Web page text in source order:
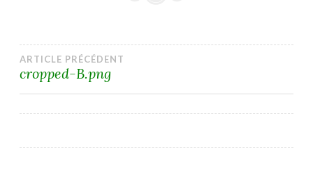
Navigation
ARTICLE PRÉCÉDENT
cropped-B.png